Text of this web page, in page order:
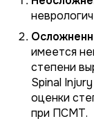
имеется
степени
Spinal
оценки
при ПСМТ.